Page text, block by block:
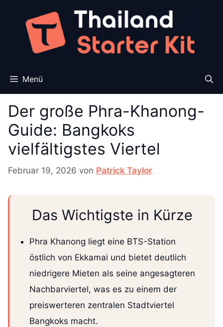
springen
Menü
Der große Phra-Khanong-
Guide: Bangkoks
vielfältigstes Viertel
Februar 19, 2026 von Patrick Taylor
Das Wichtigste in Kürze
Phra Khanong liegt eine BTS-Station
östlich von Ekkamai und bietet deutlich
niedrigere Mieten als seine angesagteren
Nachbarviertel, was es zu einem der
preiswerteren zentralen Stadtviertel
Bangkoks macht.